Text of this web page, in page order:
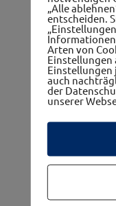
Die 5
„Alle
entscheiden.
Arten von
Einstellungen
Einstellungen
auch
der
unserer